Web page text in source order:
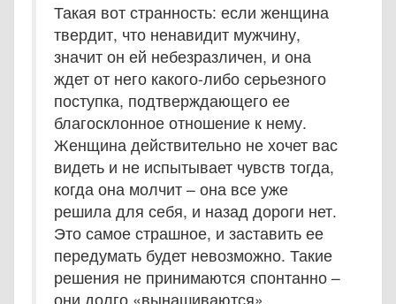
Такая вот странность: если женщина
твердит, что ненавидит мужчину,
значит он ей небезразличен, и она
ждет от него какого-либо серьезного
поступка, подтверждающего ее
благосклонное отношение к нему.
Женщина действительно не хочет вас
видеть и не испытывает чувств тогда,
когда она молчит – она все уже
решила для себя, и назад дороги нет.
Это самое страшное, и заставить ее
передумать будет невозможно. Такие
решения не принимаются спонтанно –
они долго «вынашиваются»,